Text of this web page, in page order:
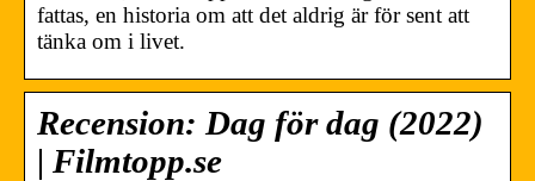
fattas, en historia om att det aldrig är för sent att
tänka om i livet.
Recension: Dag för dag (2022)
| Filmtopp.se